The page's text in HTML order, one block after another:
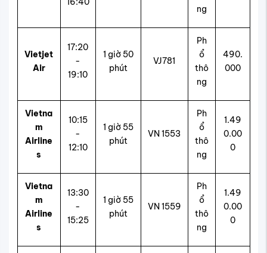
ng
Vietjet
Air
17:20
-
19:10
1 giờ 50
phút
VJ781
Ph
ổ
thô
ng
490.
000
Vietna
m
Airline
s
10:15
-
12:10
1 giờ 55
phút
VN 1553
Ph
ổ
thô
ng
1.49
0.00
0
Vietna
m
Airline
s
13:30
-
15:25
1 giờ 55
phút
VN 1559
Ph
ổ
thô
ng
1.49
0.00
0